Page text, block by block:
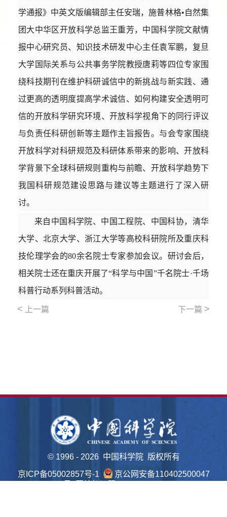
学通报》中英文版编辑部主任安瑞，施普林格•自然集
团大中华区开放科学总监王重芳，中国科学院文献情
报中心研究员、知识技术研发中心主任袁军鹏，复旦
大学国际关系与公共事务学院教授唐莉等四位专家围
绕科技期刊在维护科研诚信中的新挑战与新实践、通
过更高的透明度提高学术诚信、如何构建安全透明可
信的开放科学研究环境、开放科学视角下的同行评议
与负责任科研创新等主题作主旨报告。与会专家围绕
开放科学对科研规范及科研体系带来的影响、开放科
学背景下全球科研规则重构与前瞻、开放科学趋势下
我国科研规范建设思路与建议等主题进行了深入研
讨。
来自中国科学院、中国工程院、中国科协，清华
大学、北京大学、浙江大学等高校科研院所及重庆科
技伦理学会的80余名院士专家参加会议。研讨会后，
相关院士还在重庆开展了“科学与中国”千名院士·千场
科普行动系列科普活动。
< 上一篇 下一篇 >
© 1996 - 2026 中国科学院 版权所有
京ICP备05002857号-1
京公网安备110402500047